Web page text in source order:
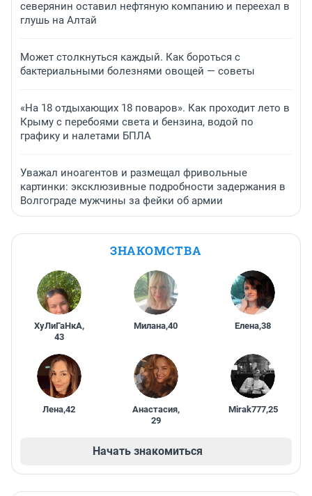
северянин оставил нефтяную компанию и переехал в
глушь на Алтай
Может столкнуться каждый. Как бороться с
бактериальными болезнями овощей — советы
«На 18 отдыхающих 18 поваров». Как проходит лето в
Крыму с перебоями света и бензина, водой по
графику и налетами БПЛА
Уважал иноагентов и размещал фривольные
картинки: эксклюзивные подробности задержания в
Волгограде мужчины за фейки об армии
ЗНАКОМСТВА
ХуЛиГаНкА,
43
Милана,40 Елена,38
Лена,42 Анастасия,
29
Mirak777,25
Начать знакомиться